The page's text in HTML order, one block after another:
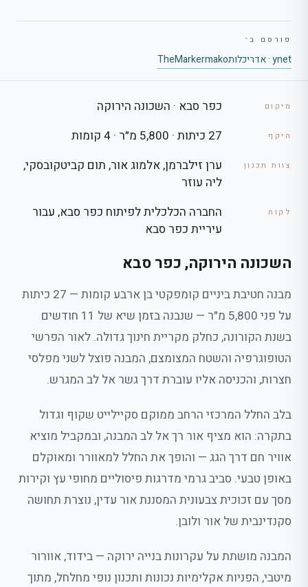
פורסם ב־
ynet · אדריכלות mako
TheMarker
מיקום כפר סבא · השכונה הירוקה
היקף 27 כיתות · 5,800 מ״ר · 4 קומות
צוות תכנון
ערן זילברמן, אלמוג אור, תום קביטקובסקי,
ליה עוזר
לקוח
החברה הכלכלית לפיתוח כפר סבא, עבור
עיריית כפר סבא
השכונה הירוקה, כפר סבא
מבנה חטיבת ביניים קומפקטי בן ארבע קומות — 27 כיתות
על פני 5,800 מ״ר — שנבנה בזמן שיא של 11 חודשים
בשנת הקורונה, כחלק מקריית חינוך גדולה. לאור הפרשי
הטופוגרפיה והשטח המצומצם, המבנה פוצל לשני מפלסי
חצרות, והכניסה אליו עוברת דרך גשר אל לב המגרש.
בלב החלל המרכזי הרחב ממוקם סקיילייט שקוף וגדול
בתקרה: הוא מציף אור רך אל לב המבנה, ובמקביל מוציא
אוויר חם דרך הגג — והופך את החלל למאוורר ומאוקלם
באופן טבעי. סביב גרמי מדרגות פיסוליים מחופי עץ וקירות
מסך עם זכוכית צבעונית המסננת אור עדין, נוצרת תחושה
סקנדינבית של אור ולובן.
המבנה מושתת על עקרונות בנייה ירוקה — בידוד, אוורור
מיטבי, הפניות אקלימיות נכונות ותכנון נופי מחלחל, מתוך